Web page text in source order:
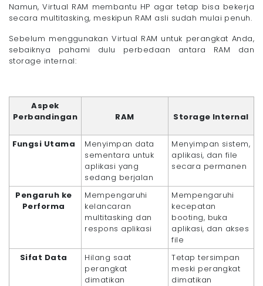
Namun, Virtual RAM membantu HP agar tetap bisa bekerja
secara multitasking, meskipun RAM asli sudah mulai penuh.
Sebelum menggunakan Virtual RAM untuk perangkat Anda,
sebaiknya pahami dulu perbedaan antara RAM dan
storage internal:
Aspek
Perbandingan
RAM Storage Internal
Fungsi Utama
Menyimpan data
sementara untuk
aplikasi yang
sedang berjalan
Menyimpan sistem,
aplikasi, dan file
secara permanen
Pengaruh ke
Performa
Mempengaruhi
kelancaran
multitasking dan
respons aplikasi
Mempengaruhi
kecepatan
booting, buka
aplikasi, dan akses
file
Sifat Data
Hilang saat
perangkat
dimatikan
Tetap tersimpan
meski perangkat
dimatikan